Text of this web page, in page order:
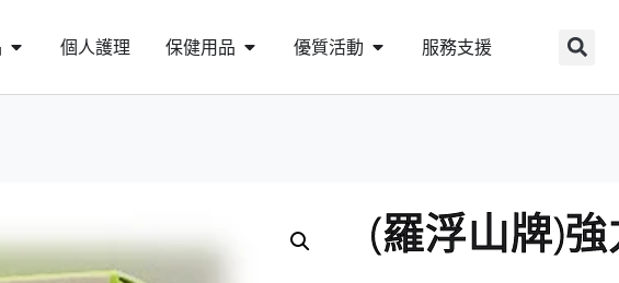
個人護理 保健用品 優質活動 服務支援
(羅浮山牌)